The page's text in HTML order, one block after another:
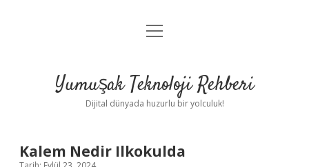
Anasayfa
Yasal Uyarı
menüyü
Yumuşak Teknoloji Rehberi
Dijital dünyada huzurlu bir yolculuk!
Kalem Nedir Ilkokulda